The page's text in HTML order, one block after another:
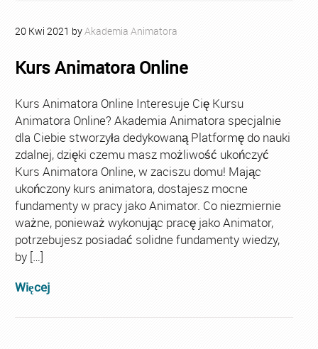
20 Kwi 2021 byAkademia Animatora
Kurs Animatora Online
Kurs Animatora Online Interesuje Cię Kursu
Animatora Online? Akademia Animatora specjalnie
dla Ciebie stworzyła dedykowaną Platformę do nauki
zdalnej, dzięki czemu masz możliwość ukończyć
Kurs Animatora Online, w zaciszu domu! Mając
ukończony kurs animatora, dostajesz mocne
fundamenty w pracy jako Animator. Co niezmiernie
ważne, ponieważ wykonując pracę jako Animator,
potrzebujesz posiadać solidne fundamenty wiedzy,
by […]
Więcej